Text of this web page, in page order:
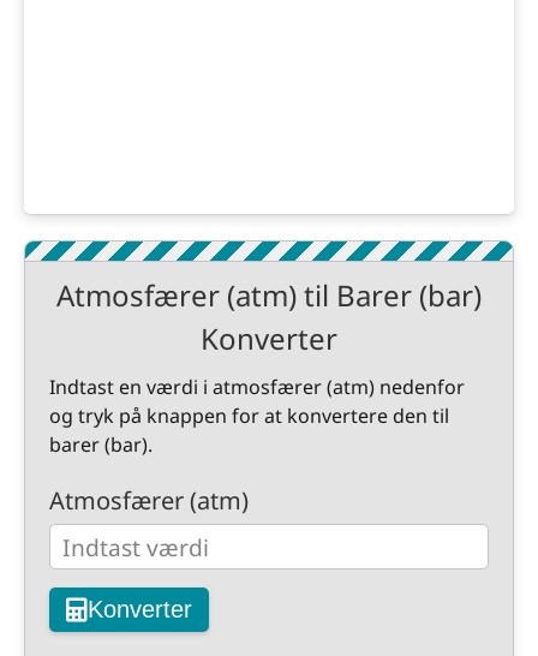
Atmosfærer (atm) til Barer (bar)
Konverter
Indtast en værdi i atmosfærer (atm) nedenfor
og tryk på knappen for at konvertere den til
barer (bar).
Atmosfærer (atm)
Konverter